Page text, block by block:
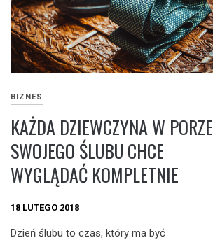
BIZNES
KAŻDA DZIEWCZYNA W PORZE
SWOJEGO ŚLUBU CHCE
WYGLĄDAĆ KOMPLETNIE
18 LUTEGO 2018
Dzień ślubu to czas, który ma być